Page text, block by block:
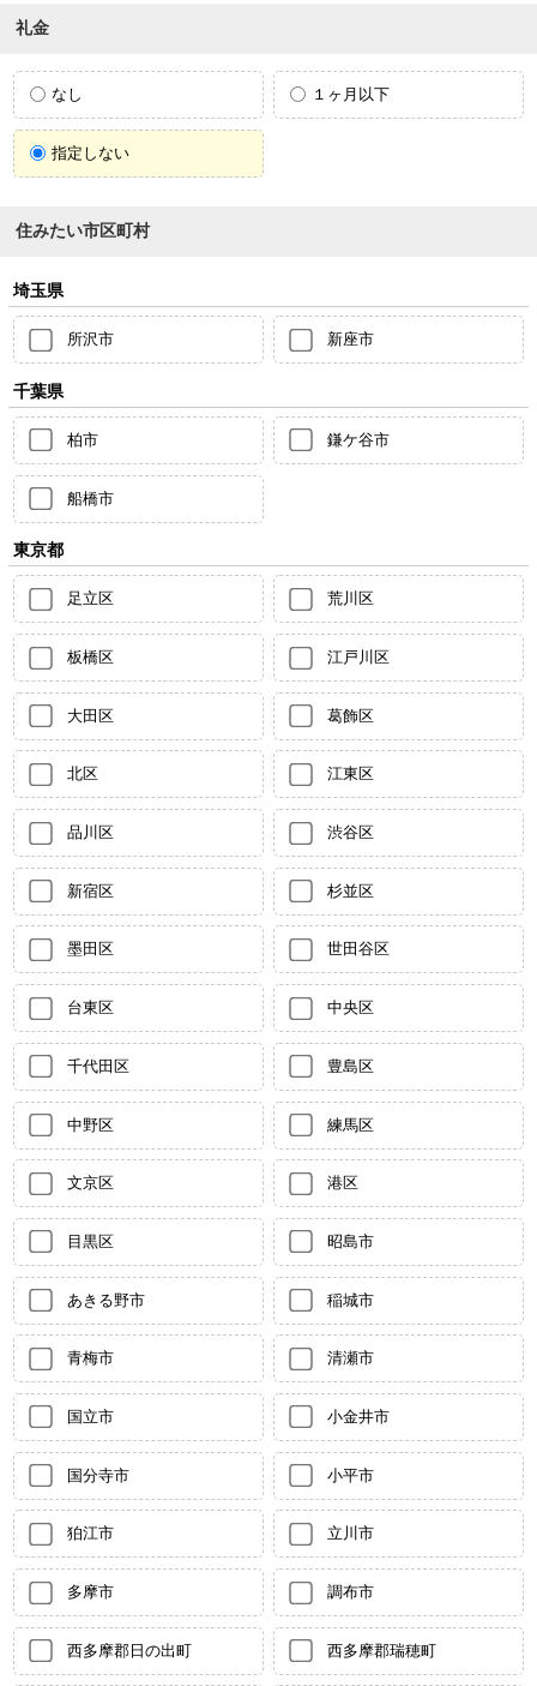
礼金
なし １ヶ月以下
指定しない
住みたい市区町村
埼玉県
所沢市 新座市
千葉県
柏市 鎌ケ谷市
船橋市
東京都
足立区 荒川区
板橋区 江戸川区
大田区 葛飾区
北区 江東区
品川区 渋谷区
新宿区 杉並区
墨田区 世田谷区
台東区 中央区
千代田区 豊島区
中野区 練馬区
文京区 港区
目黒区 昭島市
あきる野市 稲城市
青梅市 清瀬市
国立市 小金井市
国分寺市 小平市
狛江市 立川市
多摩市 調布市
西多摩郡日の出町 西多摩郡瑞穂町